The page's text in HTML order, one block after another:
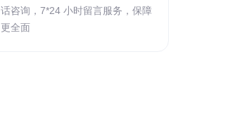
话咨询，7*24 小时留言服务，保障
更全面